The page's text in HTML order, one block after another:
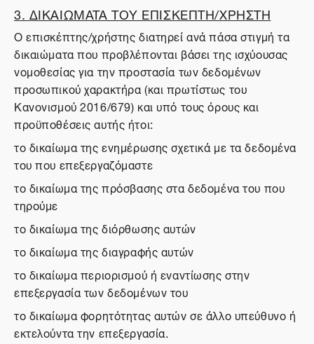
3. ΔΙΚΑΙΩΜΑΤΑ ΤΟΥ ΕΠΙΣΚΕΠΤΗ/ΧΡΗΣΤΗ
Ο επισκέπτης/χρήστης διατηρεί ανά πάσα στιγμή τα
δικαιώματα που προβλέπονται βάσει της ισχύουσας
νομοθεσίας για την προστασία των δεδομένων
προσωπικού χαρακτήρα (και πρωτίστως του
Κανονισμού 2016/679) και υπό τους όρους και
προϋποθέσεις αυτής ήτοι:
το δικαίωμα της ενημέρωσης σχετικά με τα δεδομένα
του που επεξεργαζόμαστε
το δικαίωμα της πρόσβασης στα δεδομένα του που
τηρούμε
το δικαίωμα της διόρθωσης αυτών
το δικαίωμα της διαγραφής αυτών
το δικαίωμα περιορισμού ή εναντίωσης στην
επεξεργασία των δεδομένων του
το δικαίωμα φορητότητας αυτών σε άλλο υπεύθυνο ή
εκτελούντα την επεξεργασία.